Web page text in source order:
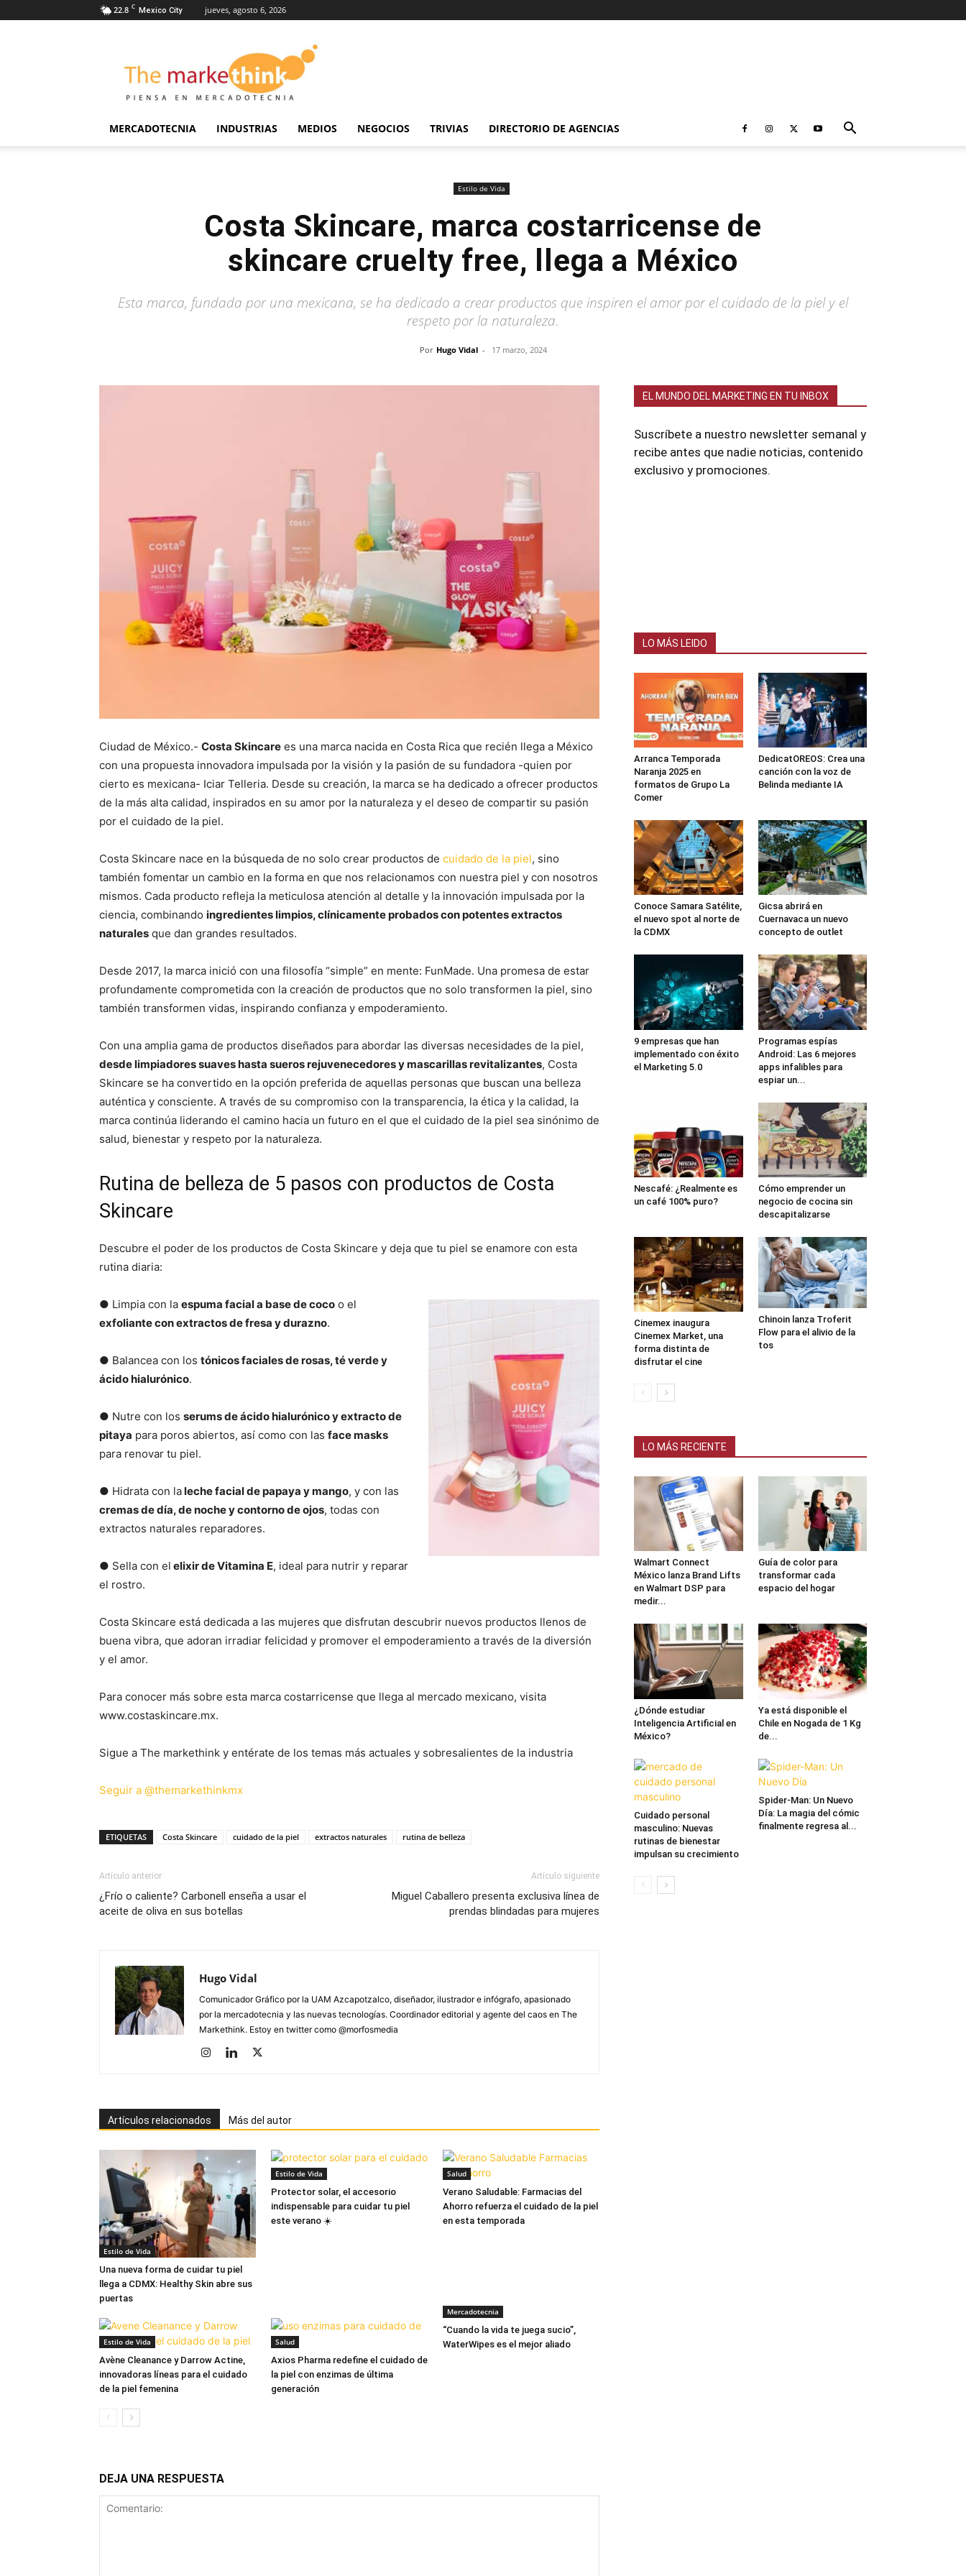
22.8 C Mexico City jueves, agosto 6, 2026
Markethink
MERCADOTECNIA INDUSTRIAS MEDIOS NEGOCIOS TRIVIAS DIRECTORIO DE AGENCIAS
Estilo de Vida
Costa Skincare, marca costarricense de
skincare cruelty free, llega a México
Esta marca, fundada por una mexicana, se ha dedicado a crear productos que inspiren el amor por el cuidado de la piel y el
respeto por la naturaleza.
Por Hugo Vidal - 17 marzo, 2024
Ciudad de México.- Costa Skincare es una marca nacida en Costa Rica que recién llega a México
con una propuesta innovadora impulsada por la visión y la pasión de su fundadora -quien por
cierto es mexicana- Iciar Telleria. Desde su creación, la marca se ha dedicado a ofrecer productos
de la más alta calidad, inspirados en su amor por la naturaleza y el deseo de compartir su pasión
por el cuidado de la piel.
Costa Skincare nace en la búsqueda de no solo crear productos de cuidado de la piel, sino
también fomentar un cambio en la forma en que nos relacionamos con nuestra piel y con nosotros
mismos. Cada producto refleja la meticulosa atención al detalle y la innovación impulsada por la
ciencia, combinando ingredientes limpios, clínicamente probados con potentes extractos
naturales que dan grandes resultados.
Desde 2017, la marca inició con una filosofía “simple” en mente: FunMade. Una promesa de estar
profundamente comprometida con la creación de productos que no solo transformen la piel, sino
también transformen vidas, inspirando confianza y empoderamiento.
Con una amplia gama de productos diseñados para abordar las diversas necesidades de la piel,
desde limpiadores suaves hasta sueros rejuvenecedores y mascarillas revitalizantes, Costa
Skincare se ha convertido en la opción preferida de aquellas personas que buscan una belleza
auténtica y consciente. A través de su compromiso con la transparencia, la ética y la calidad, la
marca continúa liderando el camino hacia un futuro en el que el cuidado de la piel sea sinónimo de
salud, bienestar y respeto por la naturaleza.
Rutina de belleza de 5 pasos con productos de Costa
Skincare
Descubre el poder de los productos de Costa Skincare y deja que tu piel se enamore con esta
rutina diaria:
● Limpia con la espuma facial a base de coco o el
exfoliante con extractos de fresa y durazno.
● Balancea con los tónicos faciales de rosas, té verde y
ácido hialurónico.
● Nutre con los serums de ácido hialurónico y extracto de
pitaya para poros abiertos, así como con las face masks
para renovar tu piel.
● Hidrata con laleche facial de papaya y mango, y con las
cremas de día, de noche y contorno de ojos, todas con
extractos naturales reparadores.
● Sella con el elixir de Vitamina E, ideal para nutrir y reparar
el rostro.
Costa Skincare está dedicada a las mujeres que disfrutan descubrir nuevos productos llenos de
buena vibra, que adoran irradiar felicidad y promover el empoderamiento a través de la diversión
y el amor.
Para conocer más sobre esta marca costarricense que llega al mercado mexicano, visita
www.costaskincare.mx.
Sigue a The markethink y entérate de los temas más actuales y sobresalientes de la industria
Seguir a @themarkethinkmx
ETIQUETAS Costa Skincare cuidado de la piel extractos naturales rutina de belleza
Artículo anterior
¿Frío o caliente? Carbonell enseña a usar el
aceite de oliva en sus botellas
Artículo siguiente
Miguel Caballero presenta exclusiva línea de
prendas blindadas para mujeres
Hugo Vidal
Comunicador Gráfico por la UAM Azcapotzalco, diseñador, ilustrador e infógrafo, apasionado
por la mercadotecnia y las nuevas tecnologías. Coordinador editorial y agente del caos en The
Markethink. Estoy en twitter como @morfosmedia
Artículos relacionados Más del autor
Estilo de Vida
Una nueva forma de cuidar tu piel
llega a CDMX: Healthy Skin abre sus
puertas
Estilo de Vida
Protector solar, el accesorio
indispensable para cuidar tu piel
este verano ☀️
Salud
Verano Saludable: Farmacias del
Ahorro refuerza el cuidado de la piel
en esta temporada
Estilo de Vida
Avène Cleanance y Darrow Actine,
innovadoras líneas para el cuidado
de la piel femenina
Salud
Axios Pharma redefine el cuidado de
la piel con enzimas de última
generación
Mercadotecnia
“Cuando la vida te juega sucio”,
WaterWipes es el mejor aliado
DEJA UNA RESPUESTA
EL MUNDO DEL MARKETING EN TU INBOX
Suscríbete a nuestro newsletter semanal y
recibe antes que nadie noticias, contenido
exclusivo y promociones.
LO MÁS LEIDO
Arranca Temporada
Naranja 2025 en
formatos de Grupo La
Comer
DedicatOREOS: Crea una
canción con la voz de
Belinda mediante IA
Conoce Samara Satélite,
el nuevo spot al norte de
la CDMX
Gicsa abrirá en
Cuernavaca un nuevo
concepto de outlet
9 empresas que han
implementado con éxito
el Marketing 5.0
Programas espías
Android: Las 6 mejores
apps infalibles para
espiar un...
Nescafé: ¿Realmente es
un café 100% puro?
Cómo emprender un
negocio de cocina sin
descapitalizarse
Cinemex inaugura
Cinemex Market, una
forma distinta de
disfrutar el cine
Chinoin lanza Troferit
Flow para el alivio de la
tos
LO MÁS RECIENTE
Walmart Connect
México lanza Brand Lifts
en Walmart DSP para
medir...
Guía de color para
transformar cada
espacio del hogar
¿Dónde estudiar
Inteligencia Artificial en
México?
Ya está disponible el
Chile en Nogada de 1 Kg
de...
Cuidado personal
masculino: Nuevas
rutinas de bienestar
impulsan su crecimiento
Spider-Man: Un Nuevo
Día: La magia del cómic
finalmente regresa al...